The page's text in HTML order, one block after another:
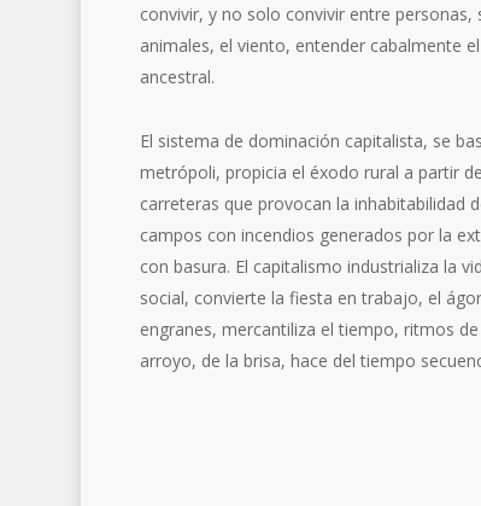
convivir, y no solo convivir entre
animales, el viento, entender cabalmente
ancestral.
El sistema de dominación capitalista, se
metrópoli, propicia el éxodo rural a partir
carreteras que provocan la inhabitabilidad
campos con incendios generados por la
con basura. El capitalismo industrializa la
social, convierte la fiesta en trabajo, el
engranes, mercantiliza el tiempo, ritmos
arroyo, de la brisa, hace del tiempo